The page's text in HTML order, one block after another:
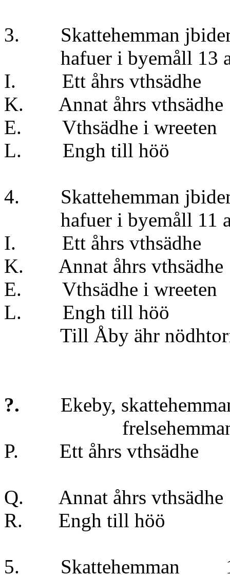
3. Skattehemman
hafuer i byemåll 13
I. Ett åhrs
K. Annat åhrs
E. Vthsädhe i
L. Engh till
4. Skattehemman
hafuer i byemåll 11
I. Ett åhrs
K. Annat åhrs
E. Vthsädhe i
L. Engh till
Till Åby ähr
?. Ekeby,
P. Ett åhrs
Q. Annat åhrs
R. Engh till
5.